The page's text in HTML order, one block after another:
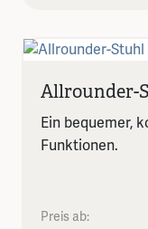
Allrounder-
Ein bequemer,
Funktionen.
Preis ab: